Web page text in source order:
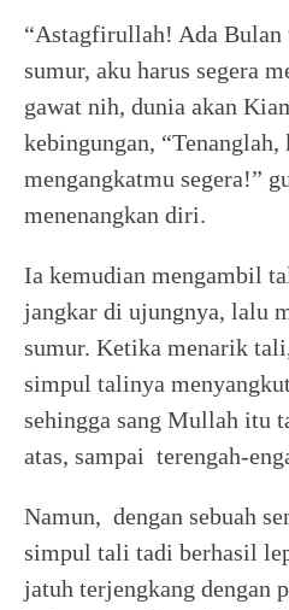
“Astagfirullah! Ada Bulan
sumur, aku harus segera
gawat nih, dunia akan
kebingungan, “Tenanglah,
mengangkatmu segera!”
menenangkan diri.
Ia kemudian mengambil
jangkar di ujungnya, lalu
sumur. Ketika menarik
simpul talinya
sehingga sang Mullah itu
atas, sampai terengah-
Namun, dengan sebuah
simpul tali tadi berhasil
jatuh terjengkang dengan